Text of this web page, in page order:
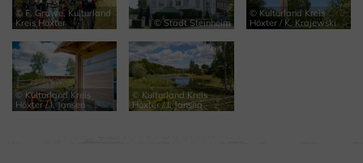
© F. Grawe, Kulturland
Kreis Höxter
© Stadt Steinheim
© Kulturland Kreis
Höxter / K. Krajewski
© Kulturland Kreis
Höxter / I. Jansen
© Kulturland Kreis
Höxter / I. Jansen